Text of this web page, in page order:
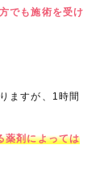
でも施術を受け
ますが、1時間
薬剤によっては